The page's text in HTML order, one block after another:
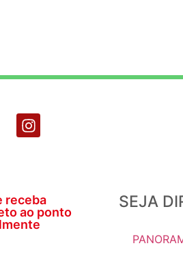
receba
ao ponto
SEJA